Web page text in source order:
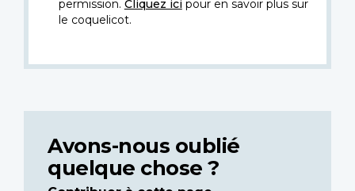
permission. Cliquez icipour en savoir plus sur
le coquelicot.
Avons-nous oublié
quelque chose ?